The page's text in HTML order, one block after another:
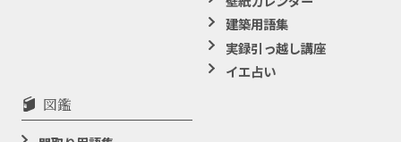
建築用語集
実録引っ越し講座
イエ占い
図鑑